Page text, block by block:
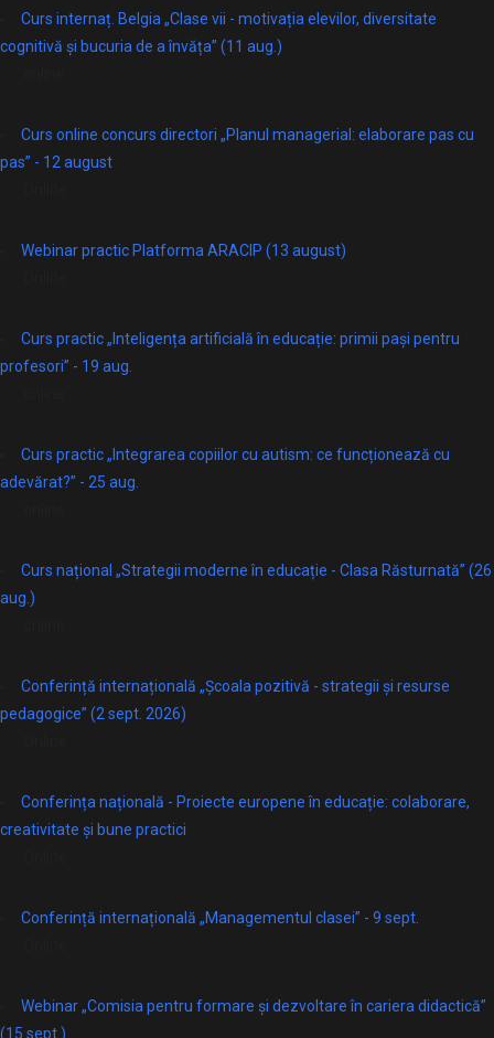
Curs internaț. Belgia „Clase vii - motivația elevilor, diversitate
cognitivă și bucuria de a învăța” (11 aug.)
Curs online concurs directori „Planul managerial: elaborare pas cu
pas” - 12 august
Webinar practic Platforma ARACIP (13 august)
Curs practic „Inteligența artificială în educație: primii pași pentru
profesori” - 19 aug.
Curs practic „Integrarea copiilor cu autism: ce funcționează cu
adevărat?” - 25 aug.
Curs național „Strategii moderne în educație - Clasa Răsturnată” (26
aug.)
Conferință internațională „Școala pozitivă - strategii și resurse
pedagogice” (2 sept. 2026)
Conferința națională - Proiecte europene în educație: colaborare,
creativitate și bune practici
Conferință internațională „Managementul clasei” - 9 sept.
Webinar „Comisia pentru formare și dezvoltare în cariera didactică”
(15 sept.)